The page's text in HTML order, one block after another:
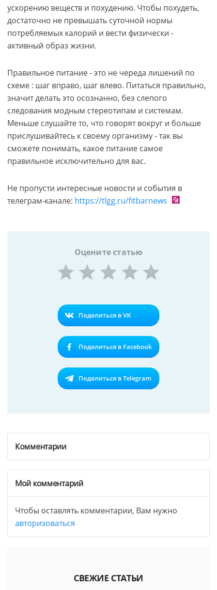
ускорению веществ и похудению. Чтобы похудеть,
достаточно не превышать суточной нормы
потребляемых калорий и вести физически -
активный образ жизни.
Правильное питание - это не череда лишений по
схеме : шаг вправо, шаг влево. Питаться правильно,
значит делать это осознанно, без слепого
следования модным стереотипам и системам.
Меньше слушайте то, что говорят вокруг и больше
прислушивайтесь к своему организму - так вы
сможете понимать, какое питание самое
правильное исключительно для вас.
Не пропусти интересные новости и события в
телеграм-канале: https://tlgg.ru/fitbarnews
Оцените статью
Поделиться в VK
Поделиться в Facebook
Поделиться в Telegram
Комментарии
Мой комментарий
Чтобы оставлять комментарии, Вам нужно
авторизоваться
СВЕЖИЕ СТАТЬИ